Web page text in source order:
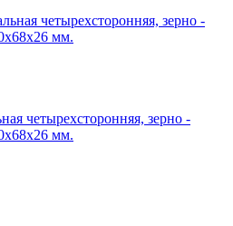
четырехсторонняя, зерно -
мм.